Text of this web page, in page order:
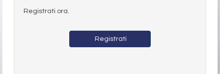
Registrati ora.
Registrati